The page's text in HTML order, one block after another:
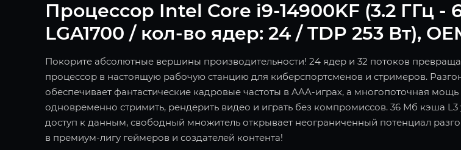
Процессор Intel Core i9-14900KF (3.2 ГГц -
LGA1700 / кол-во ядер: 24 / TDP 253 Вт),
Покорите абсолютные вершины производительности! 24 ядер и 32 потоков
процессор в настоящую рабочую станцию для киберспортсменов и стримеров.
обеспечивает фантастические кадровые частоты в AAA-играх, а многопоточная мощь
одновременно стримить, рендерить видео и играть без компромиссов. 36 Мб кэша L3
доступ к данным, свободный множитель открывает неограниченный потенциал
в премиум-лигу геймеров и создателей контента!